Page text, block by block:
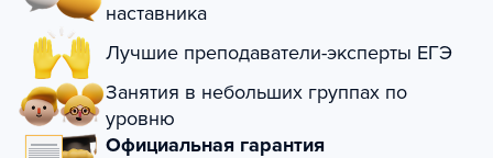
наставника
Лучшие преподаватели-эксперты ЕГЭ
Занятия в небольших группах по
уровню
Официальная гарантия